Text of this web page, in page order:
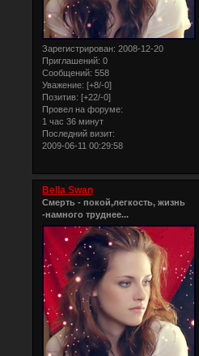
Зарегистрирован: 2008-12-20
Приглашений: 0
Сообщений: 558
Уважение: [+8/-0]
Позитив: [+22/-0]
Провел на форуме:
1 час 36 минут
Последний визит:
2009-06-11 00:29:58
Bella Swan
Смерть - покой,легкость, жизнь
-намного труднее...